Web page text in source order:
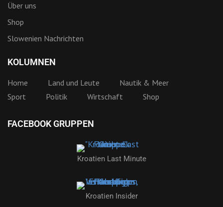
Über uns
Shop
Slowenien Nachrichten
KOLUMNEN
Home Land und Leute
Nautik & Meer
Sport
Politik Wirtschaft Shop
FACEBOOK GRUPPEN
Kroatien Last Minute
Kroatien Insider